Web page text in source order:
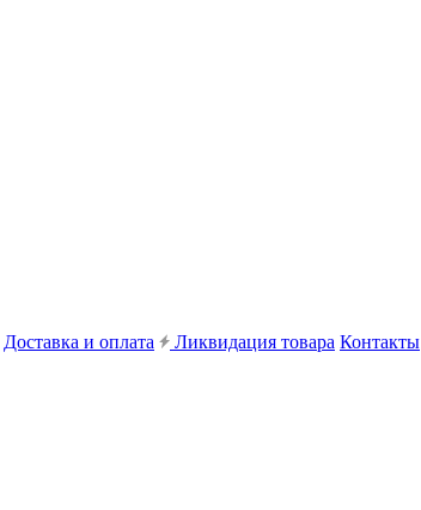
Доставка и оплата Ликвидация товара Контакты